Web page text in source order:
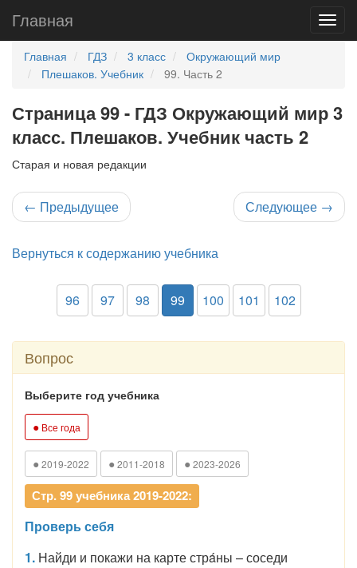
Главная
Главная ГДЗ 3 класс
Окружающий мир
Плешаков. Учебник
99. Часть 2
Страница 99 - ГДЗ Окружающий мир 3
класс. Плешаков. Учебник часть 2
Старая и новая редакции
← Предыдущее Следующее →
Вернуться к содержанию учебника
96 97 98 99 100 101 102
Вопрос
Выберите год учебника
● Все года
● 2019-2022 ● 2011-2018 ● 2023-2026
Стр. 99 учебника 2019-2022:
Проверь себя
1. Найди и покажи на карте стрáны – соседи